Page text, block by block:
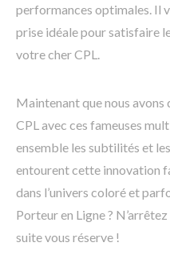
performances optimales. Il
prise idéale pour satisfaire
votre cher CPL.
Maintenant que nous
CPL avec ces fameuses
ensemble les subtilités et
entourent cette innovation
dans l’univers coloré et
Porteur en Ligne ?
suite vous réserve !